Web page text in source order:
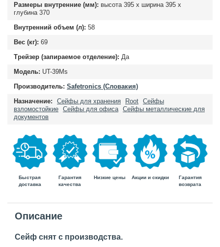
Размеры внутренние (мм): высота 395 х ширина 395 х
глубина 370
Внутренний объем (л): 58
Вес (кг): 69
Трейзер (запираемое отделение): Да
Модель: UT-39Ms
Производитель: Safetronics (Словакия)
Назначение:
Сейфы для хранения Root Сейфы
взломостойкие Сейфы для офиса Сейфы металлические для
документов
Быстрая
доставка
Гарантия
качества
Низкие цены Акции и скидки
Гарантия
возврата
Описание
Сейф снят с производства.